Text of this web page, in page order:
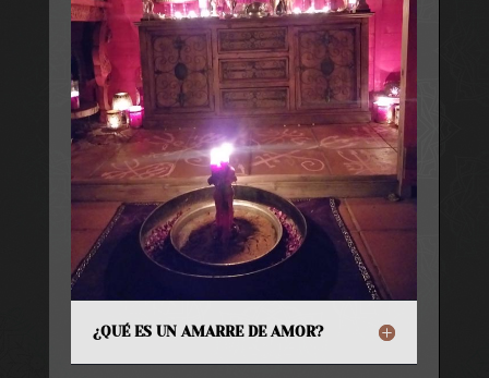
¿QUÉ ES UN AMARRE DE AMOR?